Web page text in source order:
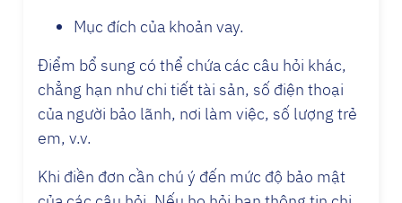
Mục đích của khoản vay.
Điểm bổ sung có thể chứa các câu hỏi khác,
chẳng hạn như chi tiết tài sản, số điện thoại
của người bảo lãnh, nơi làm việc, số lượng trẻ
em, v.v.
Khi điền đơn cần chú ý đến mức độ bảo mật